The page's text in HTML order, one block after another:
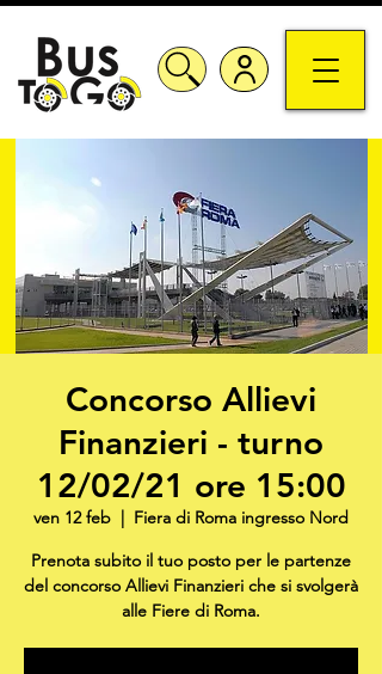
Concorso Allievi
Finanzieri - turno
12/02/21 ore 15:00
ven 12 feb
  |
Fiera di Roma ingresso Nord
Prenota subito il tuo posto per le partenze
del concorso Allievi Finanzieri che si svolgerà
alle Fiere di Roma.